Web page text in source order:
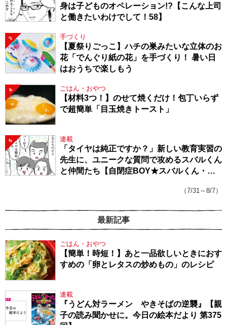
身は子どものオペレーション!?【こんな上司
と働きたいわけでして！58】
3 手づくり
【夏祭りごっこ】ハチの巣みたいな立体のお
花「でんぐり紙の花」を手づくり！ 暑い日
はおうちで楽しもう
4 ごはん・おやつ
【材料3つ！】のせて焼くだけ！包丁いらず
で超簡単「目玉焼きトースト」
5 連載
「タイヤは純正ですか？」新しい教育実習の
先生に、ユニークな質問で攻めるスバルくん
と仲間たち【自閉症BOY★スバルくん・
（7/31～8/7）
最新記事
ごはん・おやつ
【簡単！時短！】あと一品欲しいときにおす
すめの「卵とレタスの炒めもの」のレシピ
連載
『うどん対ラーメン やきそばの逆襲』【親
子の読み聞かせに。今日の絵本だより 第375